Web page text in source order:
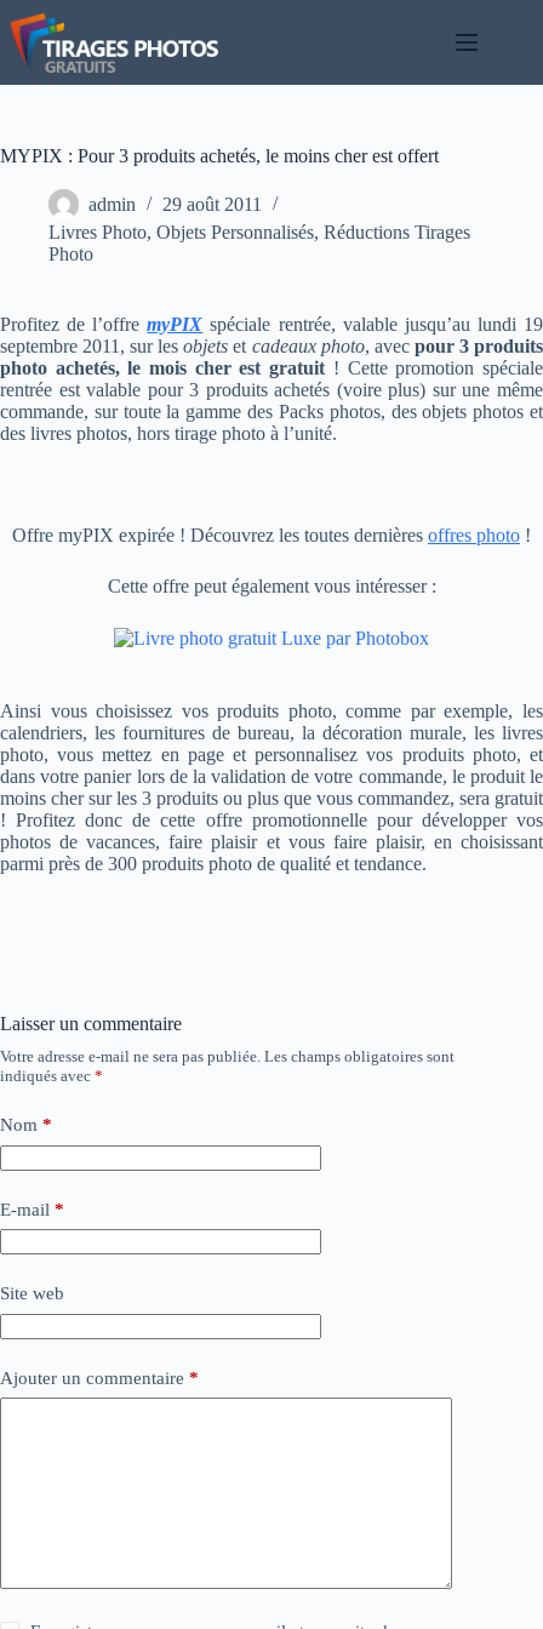
Passer
au
contenu
MYPIX : Pour 3 produits achetés, le moins cher est offert
admin
29 août 2011
Livres Photo, Objets Personnalisés, Réductions Tirages
Photo
Profitez de l’offremyPIX spéciale rentrée, valable jusqu’au lundi 19
septembre 2011, sur lesobjets et cadeaux photo, avec pour 3 produits
photo achetés, le mois cher est gratuit ! Cette promotion spéciale
rentrée est valable pour 3 produits achetés (voire plus) sur une même
commande, sur toute la gamme des Packs photos, des objets photos et
des livres photos, hors tirage photo à l’unité.
Offre myPIX expirée ! Découvrez les toutes dernières offres photo !
Cette offre peut également vous intéresser :
Ainsi vous choisissez vos produits photo, comme par exemple, les
calendriers, les fournitures de bureau, la décoration murale, les livres
photo, vous mettez en page et personnalisez vos produits photo, et
dans votre panier lors de la validation de votre commande, le produit le
moins cher sur les 3 produits ou plus que vous commandez, sera gratuit
! Profitez donc de cette offre promotionnelle pour développer vos
photos de vacances, faire plaisir et vous faire plaisir, en choisissant
parmi près de 300 produits photo de qualité et tendance.
Laisser un commentaire
Votre adresse e-mail ne sera pas publiée. Les champs obligatoires sont
indiqués avec *
Nom *
E-mail *
Site web
Ajouter un commentaire *